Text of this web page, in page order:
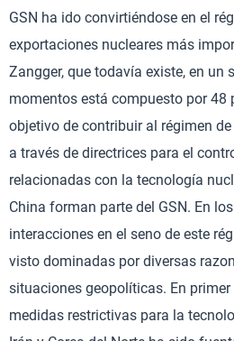
GSN ha ido convirtiéndose en el
exportaciones nucleares más
Zangger, que todavía existe, en un
momentos está compuesto por 48
objetivo de contribuir al régimen
a través de directrices para el
relacionadas con la tecnología
China forman parte del GSN. En
interacciones en el seno de este
visto dominadas por diversas
situaciones geopolíticas. En
medidas restrictivas para la